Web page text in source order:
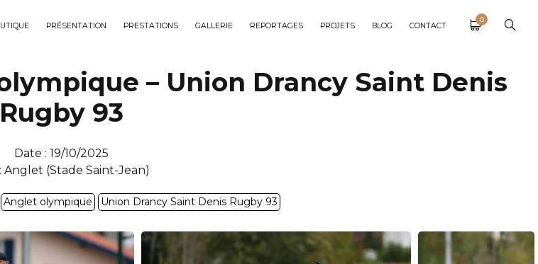
PRÉSENTATION PRESTATIONS GALLERIE REPORTAGES PROJETS BLOG CONTACT
0
– Union Drancy Saint Denis
Rugby 93
Date : 19/10/2025
Anglet (Stade Saint-Jean)
Anglet olympique Union Drancy Saint Denis Rugby 93